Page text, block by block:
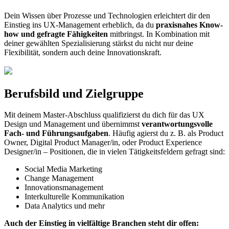
Dein Wissen über Prozesse und Technologien erleichtert dir den
Einstieg ins UX-Management erheblich, da du praxisnahes Know-
how und gefragte Fähigkeiten mitbringst. In Kombination mit
deiner gewählten Spezialisierung stärkst du nicht nur deine
Flexibilität, sondern auch deine Innovationskraft.
Berufsbild und Zielgruppe
Mit deinem Master-Abschluss qualifizierst du dich für das UX
Design und Management und übernimmstverantwortungsvolle
Fach- und Führungsaufgaben. Häufig agierst du z. B. als Product
Owner, Digital Product Manager/in, oder Product Experience
Designer/in – Positionen, die in vielen Tätigkeitsfeldern gefragt sind:
Social Media Marketing
Change Management
Innovationsmanagement
Interkulturelle Kommunikation
Data Analytics und mehr
Auch der Einstieg in vielfältige Branchen steht dir offen: